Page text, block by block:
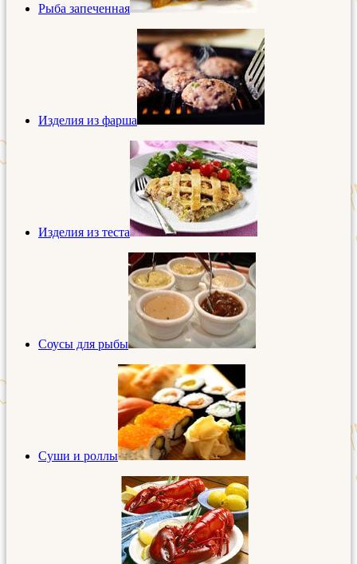
Рыба запеченная
Изделия из фарша
Изделия из теста
Соусы для рыбы
Суши и роллы